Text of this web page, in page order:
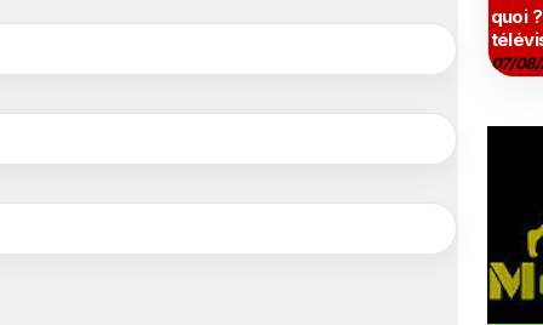
quoi
07/08/